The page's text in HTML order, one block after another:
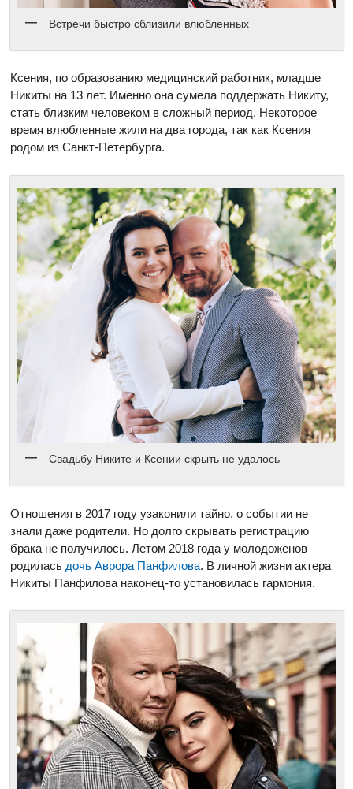
Встречи быстро сблизили влюбленных
Ксения, по образованию медицинский работник, младше
Никиты на 13 лет. Именно она сумела поддержать Никиту,
стать близким человеком в сложный период. Некоторое
время влюбленные жили на два города, так как Ксения
родом из Санкт-Петербурга.
Свадьбу Никите и Ксении скрыть не удалось
Отношения в 2017 году узаконили тайно, о событии не
знали даже родители. Но долго скрывать регистрацию
брака не получилось. Летом 2018 года у молодоженов
родилась дочь Аврора Панфилова. В личной жизни актера
Никиты Панфилова наконец-то установилась гармония.